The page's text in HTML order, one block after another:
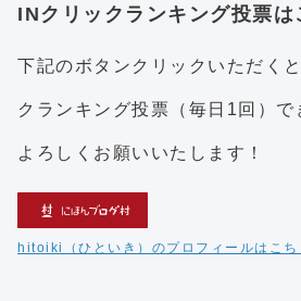
INクリックランキング投票は
下記のボタンクリックいただく
クランキング投票（毎日1回）
よろしくお願いいたします！
hitoiki（ひといき）のプロフィールはこち